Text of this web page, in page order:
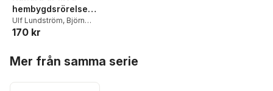
hembygdsrörelsen
i Västerbotten
1919–2019
Ulf Lundström, Björn
Eriksson
Ågren ,Hillevi
Ulrica Grubbström,
170 kr
Mer från samma serie